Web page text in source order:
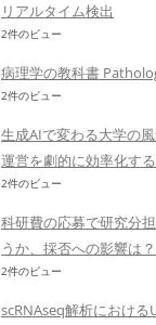
リアルタイム検出
2件のビュー
病理学の教科書
2件のビュー
生成AIで変わる大学の
運営を劇的に効率化す
2件のビュー
科研費の応募で研究分
うか、採否への影響は？
2件のビュー
scRNAseq解析における